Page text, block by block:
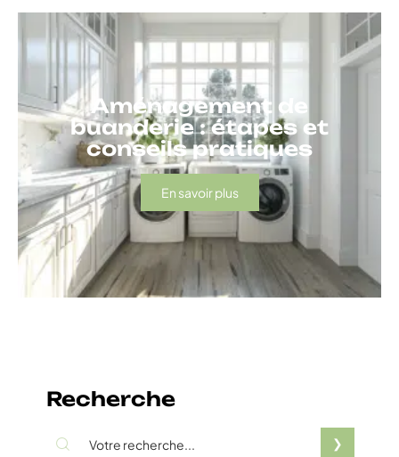
Aménagement de
buanderie : étapes et
conseils pratiques
En savoir plus
Recherche